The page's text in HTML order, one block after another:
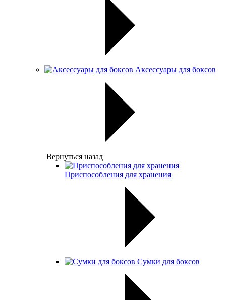
Аксессуары для боксов
Вернуться назад
Приспособления для хранения
Сумки для боксов